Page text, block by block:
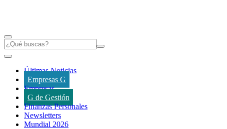
Últimas Noticias
Empresas G
Empresas
G de Gestión
Finanzas Personales
Newsletters
Mundial 2026